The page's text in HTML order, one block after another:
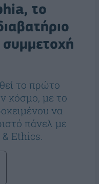
το
το πρώτο
κόσμο, με το
να
πάνελ με
Ethics.